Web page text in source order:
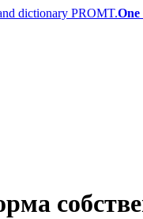
PROMT.One